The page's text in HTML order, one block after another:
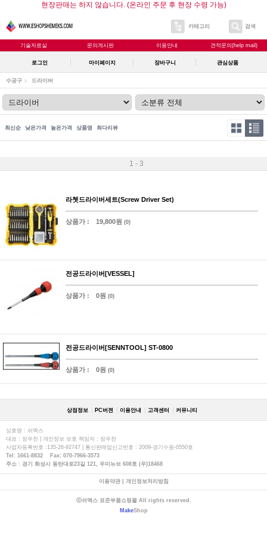
현장판매는 하지 않습니다. (온라인 주문 후 현장 수령 가능)
카테고리 검색
기술자료실 문의게시판 이용안내 견적문의(help mail)
로그인 마이페이지 장바구니 관심상품
수공구 드라이버
최신순 낮은가격 높은가격 상품명 최다리뷰
1 - 3
라쳇드라이버세트(Screw Driver Set)
상품가 : 19,800원 (0)
전공드라이버[VESSEL]
상품가 : 0원 (0)
전공드라이버[SENNTOOL] ST-0800
상품가 : 0원 (0)
상점정보 PC버젼 이용안내 고객센터 커뮤니티
상호명 : 쉬멕스
대표 : 장우천 | 개인정보 보호 책임자 : 장우천
사업자등록번호 :135-26-92747 | 통신판매업신고번호 : 2009-경기수원-0550호
Tel: 1661-8832 Fax: 070-7966-3573
주소 : 경기 화성시 동탄대로23길 121, 우미뉴브 608호 (우)18468
이용약관| 개인정보처리방침
ⓒ쉬멕스 표준부품쇼핑몰 All rights reserved.
MakeShop